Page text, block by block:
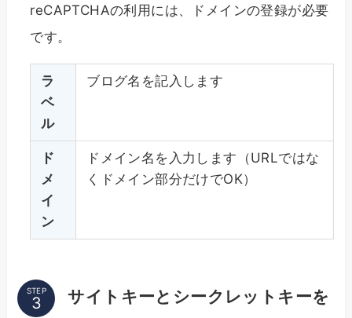
reCAPTCHAの利用には、ドメインの登録が必要
です。
ラ
ベ
ル
ブログ名を記入します
ド
メ
イ
ン
ドメイン名を入力します（URLではな
くドメイン部分だけでOK）
STEP
サイトキーとシークレットキーを